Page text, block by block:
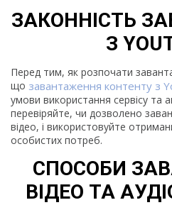
ЗАКОННІСТЬ
З
Перед тим, як розпочати
що завантаження контенту з
умови використання сервісу та
перевіряйте, чи дозволено
відео, і використовуйте
особистих потреб.
СПОСОБИ
ВІДЕО ТА